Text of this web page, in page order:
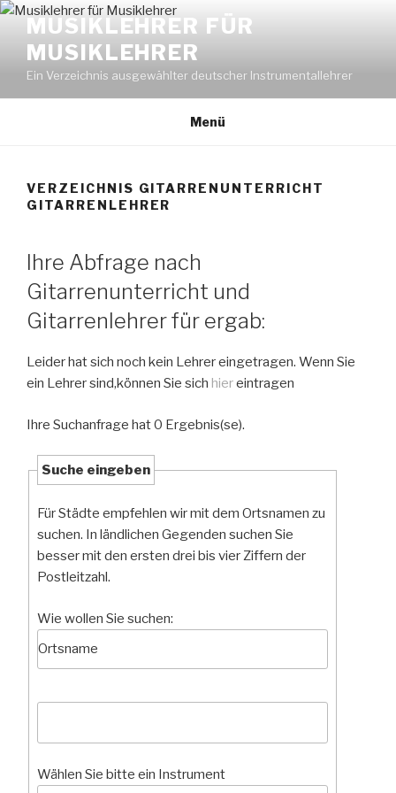
Zum
Inhalt
springen
MUSIKLEHRER FÜR
MUSIKLEHRER
Ein Verzeichnis ausgewählter deutscher Instrumentallehrer
Menü
VERZEICHNIS GITARRENUNTERRICHT
GITARRENLEHRER
Ihre Abfrage nach
Gitarrenunterricht und
Gitarrenlehrer für ergab:
Leider hat sich noch kein Lehrer eingetragen. Wenn Sie
ein Lehrer sind,können Sie sich hiereintragen
Ihre Suchanfrage hat 0 Ergebnis(se).
Suche eingeben
Für Städte empfehlen wir mit dem Ortsnamen zu
suchen. In ländlichen Gegenden suchen Sie
besser mit den ersten drei bis vier Ziffern der
Postleitzahl.
Wie wollen Sie suchen:
Wählen Sie bitte ein Instrument